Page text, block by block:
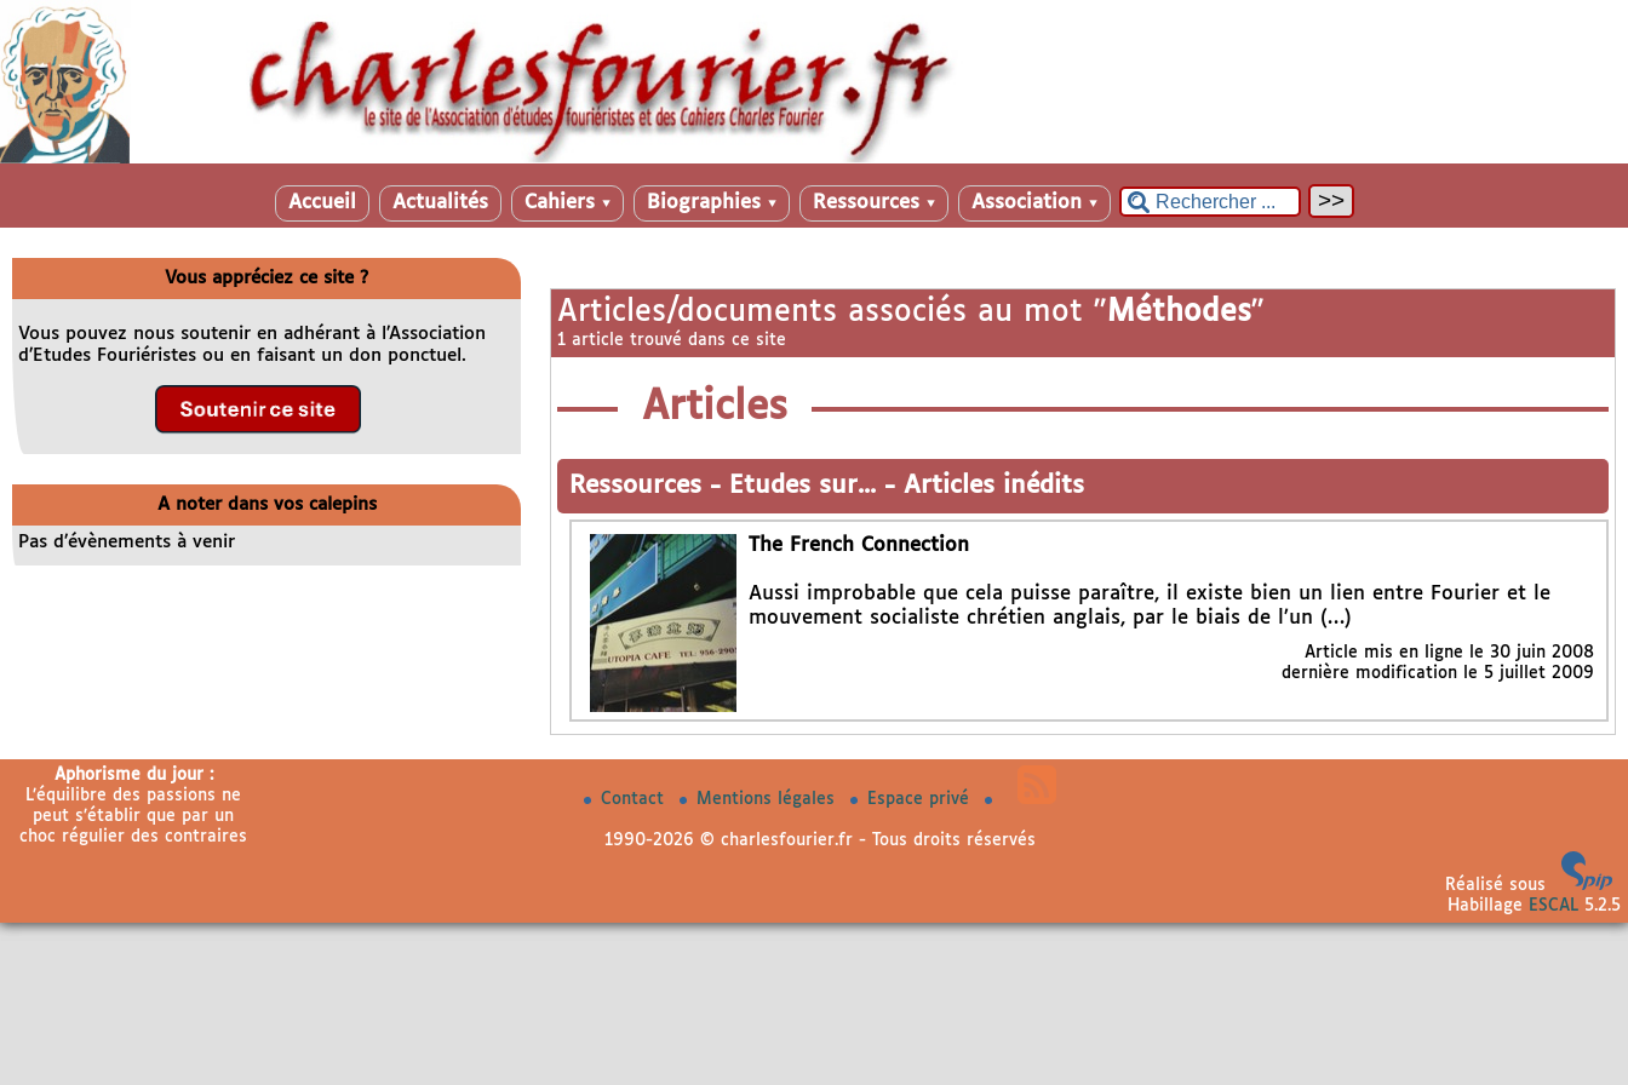
Accueil Actualités Cahiers ▼ Biographies ▼ Ressources ▼ Association ▼
Articles/documents associés au mot "Méthodes"
1 article trouvé dans ce site
Articles
Ressources - Etudes sur... - Articles inédits
The French Connection
Aussi improbable que cela puisse paraître, il existe bien un lien entre Fourier et le
mouvement socialiste chrétien anglais, par le biais de l’un (…)
Article mis en ligne le 30 juin 2008
dernière modification le 5 juillet 2009
Vous appréciez ce site ?
Vous pouvez nous soutenir en adhérant à l’Association
d’Etudes Fouriéristes ou en faisant un don ponctuel.
A noter dans vos calepins
Pas d’évènements à venir
Aphorisme du jour :
L’équilibre des passions ne
peut s’établir que par un
choc régulier des contraires
Contact Mentions légales Espace privé
1990-2026 © charlesfourier.fr - Tous droits réservés
Réalisé sous
Habillage
ESCAL5.2.5